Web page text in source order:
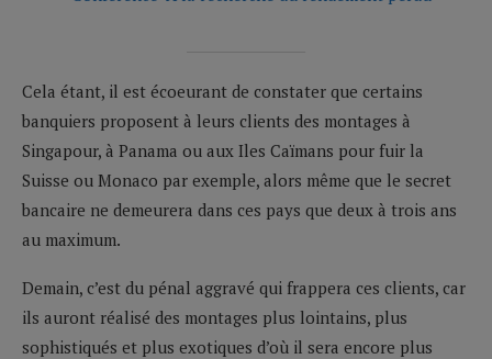
Cela étant, il est écoeurant de constater que certains
banquiers proposent à leurs clients des montages à
Singapour, à Panama ou aux Iles Caïmans pour fuir la
Suisse ou Monaco par exemple, alors même que le secret
bancaire ne demeurera dans ces pays que deux à trois ans
au maximum.
Demain, c’est du pénal aggravé qui frappera ces clients, car
ils auront réalisé des montages plus lointains, plus
sophistiqués et plus exotiques d’où il sera encore plus